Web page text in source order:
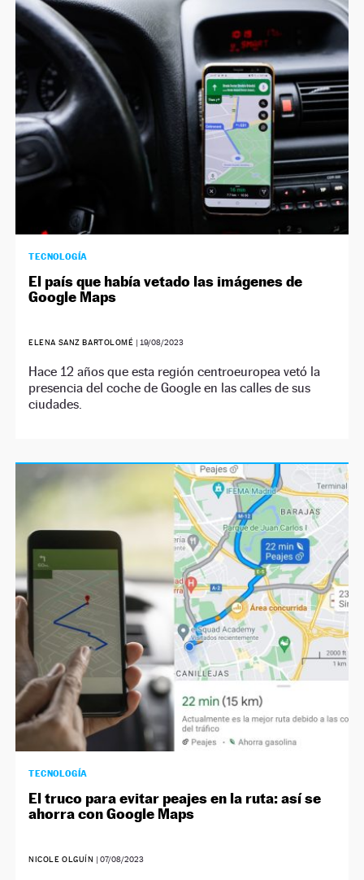
NEWSLETTER
SÍGUENOS
TECNOLOGÍA
El país que había vetado las imágenes de
Google Maps
ELENA SANZ BARTOLOMÉ | 19/08/2023
Hace 12 años que esta región centroeuropea vetó la
presencia del coche de Google en las calles de sus
ciudades.
TECNOLOGÍA
El truco para evitar peajes en la ruta: así se
ahorra con Google Maps
NICOLE OLGUÍN |07/08/2023